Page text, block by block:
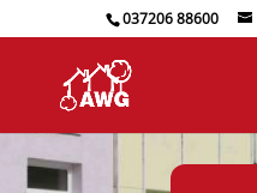
037206 88600